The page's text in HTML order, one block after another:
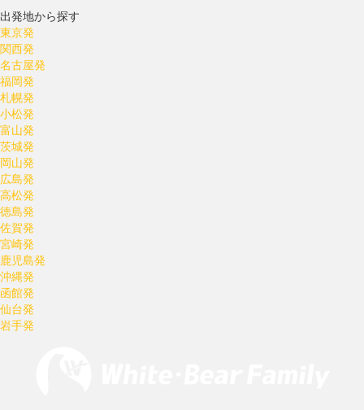
出発地から探す
東京発
関西発
名古屋発
福岡発
札幌発
小松発
富山発
茨城発
岡山発
広島発
高松発
徳島発
佐賀発
宮崎発
鹿児島発
沖縄発
函館発
仙台発
岩手発